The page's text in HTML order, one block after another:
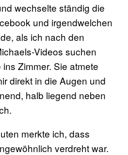
wechselte ständig die
und irgendwelchen
als ich nach den
Videos suchen
Zimmer. Sie atmete
direkt in die Augen und
halb liegend neben
merkte ich, dass
verdreht war.